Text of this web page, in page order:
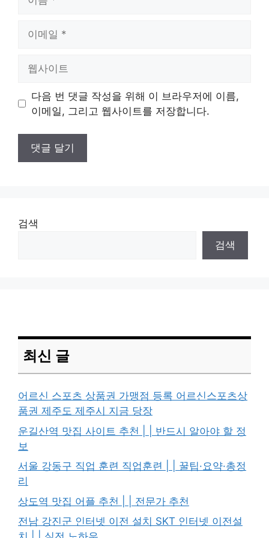
트
다음 번 댓글 작성을 위해 이 브라우저에 이름,
이메일, 그리고 웹사이트를 저장합니다.
검색
검색
최신 글
어르신 스포츠 상품권 가맹점 등록 어르신스포츠상
품권 제주도 제주시 지금 당장
운길산역 맛집 사이트 추천 | | 반드시 알아야 할 정
보
서울 강동구 직업 훈련 직업훈련 | | 꿀팁·요약·총정
리
상도역 맛집 어플 추천 | | 전문가 추천
전남 강진군 인터넷 이전 설치 SKT 인터넷 이전설